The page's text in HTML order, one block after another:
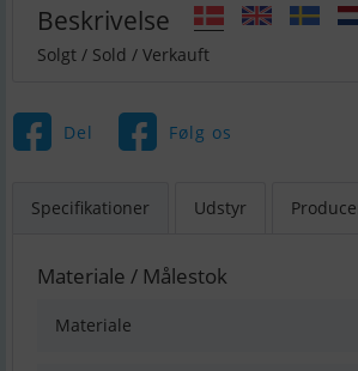
Beskrivelse
Solgt / Sold / Verkauft
Del Følg os
Specifikationer Udstyr
Materiale / Målestok
Materiale